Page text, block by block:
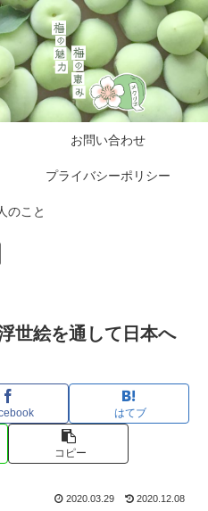
お問い合わせ
プライバシーポリシー
のこと
世絵を通して日本へ
はてブ
コピー
2020.03.29 2020.12.08